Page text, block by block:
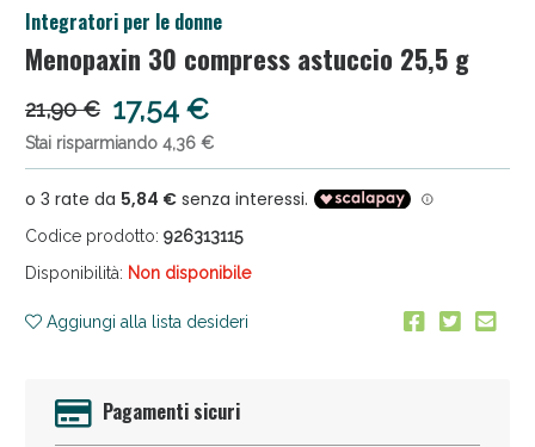
Integratori per le donne
Menopaxin 30 compress astuccio 25,5 g
21,90 € 17,54 €
Stai risparmiando 4,36 €
Codice prodotto: 926313115
Disponibilità: Non disponibile
Aggiungi alla lista desideri
Pagamenti sicuri
Anticellulite e Fanghi: Sconto fino al 40% valido
Anticellulite e Fanghi: Sconto fino al 40% valido